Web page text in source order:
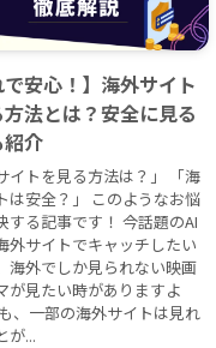
で安心！】海外サイト
法とは？安全に見る
介
イトを見る方法は？」 「海
は安全？」 このようなお悩
する記事です！ 今話題のAI
外サイトでキャッチしたい
海外でしか見られない映画
が見たい時がありますよ
、一部の海外サイトは見れ
が...